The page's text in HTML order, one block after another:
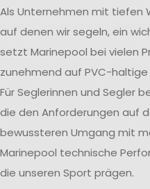
Als Unternehmen mit tiefen
auf denen wir segeln, ein
setzt Marinepool bei vielen
zunehmend auf PVC-haltige
Für Seglerinnen und Segler
die den Anforderungen auf
bewussteren Umgang mit
Marinepool technische
die unseren Sport prägen.